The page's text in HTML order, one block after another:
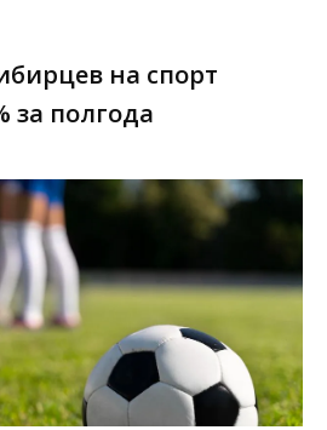
на спорт
за полгода